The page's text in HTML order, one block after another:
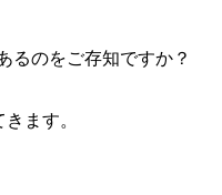
るのをご存知ですか？
ます。